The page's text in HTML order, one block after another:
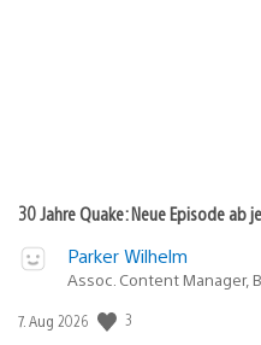
30 Jahre Quake: Neue Episode ab
Parker Wilhelm
Assoc. Content Manager,
Veröffentlichungsdatum:
7. Aug 2026 3